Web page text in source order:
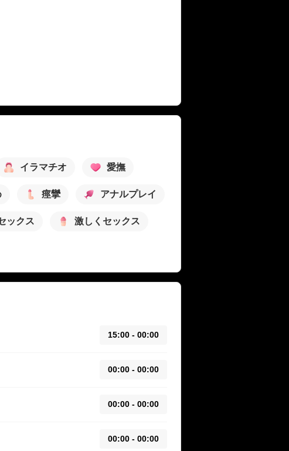
イラマチオ 愛撫
痙攣 アナルプレイ
ックス 激しくセックス
15:00 - 00:00
00:00 - 00:00
00:00 - 00:00
00:00 - 00:00